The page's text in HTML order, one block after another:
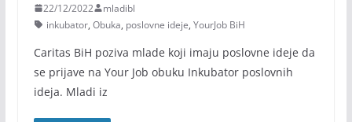
22/12/2022
mladibl
inkubator, Obuka, poslovne ideje, YourJob BiH
Caritas BiH poziva mlade koji imaju poslovne ideje da
se prijave na Your Job obuku Inkubator poslovnih
ideja. Mladi iz